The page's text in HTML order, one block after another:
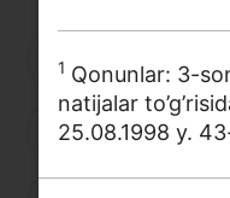
Loyihalar
Interaktiv
Fotogalereya
A
J K
1 Qonunlar: 3-
natijalar
25.08.1998 y.